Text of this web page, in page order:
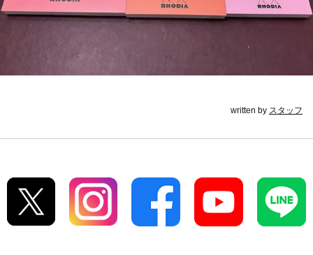
written by スタッフ